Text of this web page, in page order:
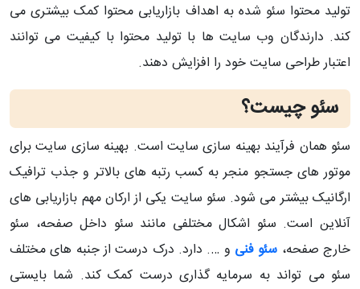
تولید محتوا سئو شده به اهداف بازاریابی محتوا کمک بیشتری می
کند. دارندگان وب سایت ها با تولید محتوا با کیفیت می توانند
اعتبار طراحی سایت خود را افزایش دهند.
سئو چیست؟
سئو همان فرآیند بهینه سازی سایت است. بهینه سازی سایت برای
موتور های جستجو منجر به کسب رتبه های بالاتر و جذب ترافیک
ارگانیک بیشتر می شود. سئو سایت یکی از ارکان مهم بازاریابی های
آنلاین است. سئو اشکال مختلفی مانند سئو داخل صفحه، سئو
خارج صفحه، سئو فنی و …. دارد. درک درست از جنبه های مختلف
سئو می تواند به سرمایه گذاری درست کمک کند. شما بایستی